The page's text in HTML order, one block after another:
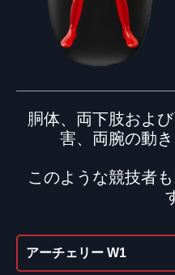
胴体、両下肢およ
害、両腕の動き
このような競技者
アーチェリー W1